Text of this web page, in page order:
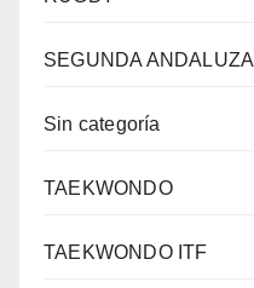
SEGUNDA ANDALUZA
Sin categoría
TAEKWONDO
TAEKWONDO ITF